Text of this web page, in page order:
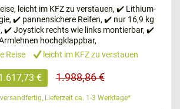
Sitzfläche für mehr
Rollstühlen gibt es unterschiedliche
Auch die Rückenlehnenflächen
In den meisten Fällen bestehen
Venyl. Diese Materialien sorgen
und eine einfache
leicht im KFZ zu verstauen, ✔️ Lithium-
✔️ pannensichere Reifen, ✔️ nur 16,9 kg
✔️ Joystick rechts wie links montierbar, ✔️
hochgklappbar,
Reise
leicht im KFZ zu verstauen
€ 1.988,86 €
Lieferzeit ca. 1-3 Werktage*